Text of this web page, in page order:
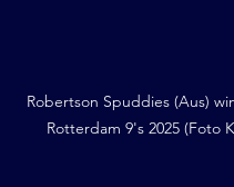
Robertson Spuddies (Aus)
Rotterdam 9's 2025 (Foto